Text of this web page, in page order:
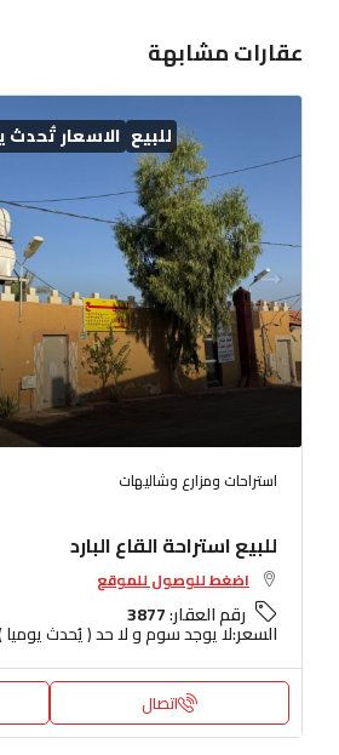
عقارات مشابهة
للبيع الاسعار تُحدث
استراحات ومزارع وشاليهات
للبيع استراحة القاع البارد
اضغط للوصول للموقع
رقم العقار:3877
السعر:لا يوجد سوم و لا حد ( يُحدث يوميا
اتصال